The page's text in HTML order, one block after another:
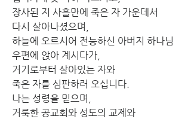
장사된 지 사흘만에 죽은 자 가운데서
다시 살아나셨으며,
하늘에 오르시어 전능하신 아버지 하나님
우편에 앉아 계시다가,
거기로부터 살아있는 자와
죽은 자를 심판하러 오십니다.
나는 성령을 믿으며,
거룩한 공교회와 성도의 교제와